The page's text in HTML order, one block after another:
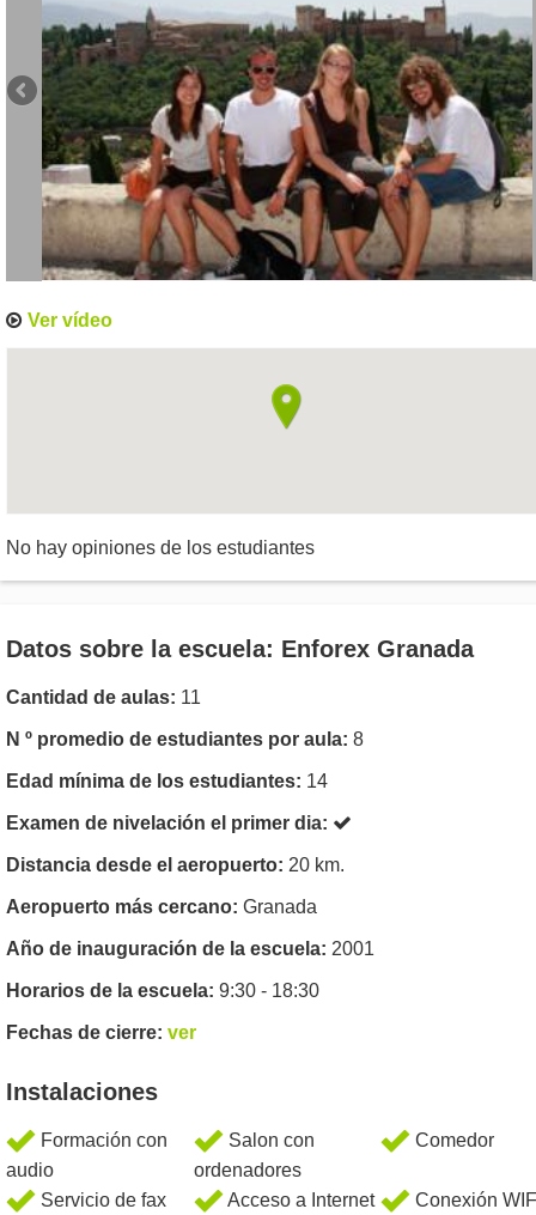
Ver vídeo
No hay opiniones de los estudiantes
Datos sobre la escuela: Enforex Granada
Cantidad de aulas: 11
N º promedio de estudiantes por aula: 8
Edad mínima de los estudiantes: 14
Examen de nivelación el primer dia:
Distancia desde el aeropuerto: 20 km.
Aeropuerto más cercano: Granada
Año de inauguración de la escuela: 2001
Horarios de la escuela: 9:30 - 18:30
Fechas de cierre: ver
Instalaciones
Formación con
audio
Salon con
ordenadores
Comedor
Servicio de fax Acceso a Internet Conexión